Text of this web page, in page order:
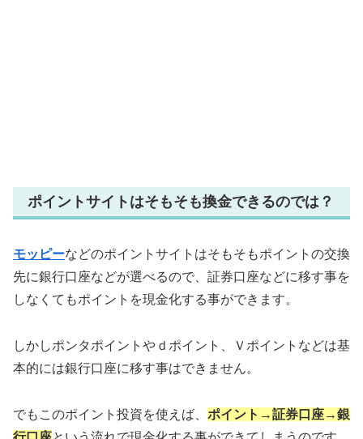
ポイントサイトはそもそも換金できるのでは？
モッピーなどのポイントサイトはそもそもポイントの交換
先に銀行口座などが選べるので、証券口座などに移す事を
しなくてもポイントを現金化する事ができます。
しかしポンタポイントやｄポイント、Ｖポイントなどは基
本的には銀行口座に移す事はできません。
でもこのポイント投資を使えば、 ポイント→証券口座→銀